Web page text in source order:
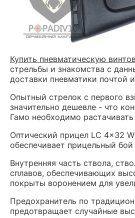
Купить пневматическую
стрельбы и знакомства с
доставки пневматики почтой
Опытный стрелок с первого
значительно дешевле - что
Гамо необходимо
Оптический прицел LC 4x32
обеспечивает прицельный
Внутренняя часть ствола,
сплавов, обеспечивающих
покрыты воронением для
Предохранитель по
предотвращает случайные